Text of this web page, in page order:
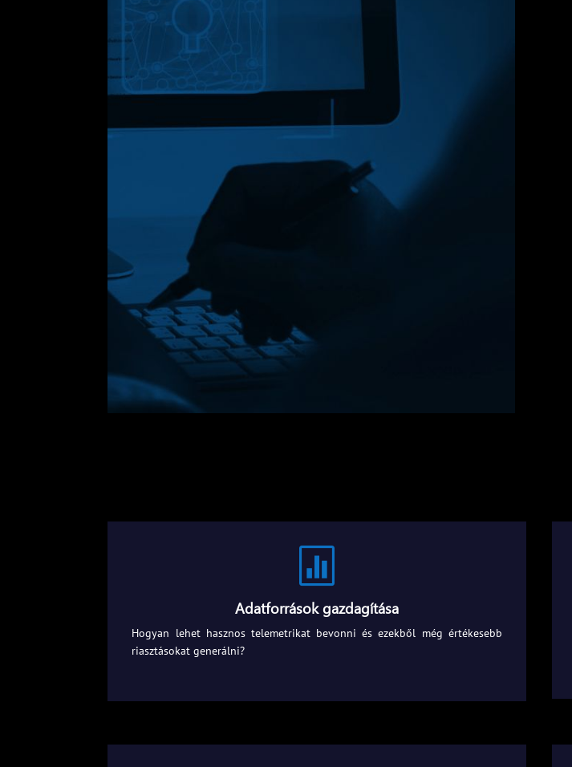

Adatforrások gazdagítása
Hogyan lehet hasznos telemetrikat bevonni és ezekből még értékesebb
riasztásokat generálni?